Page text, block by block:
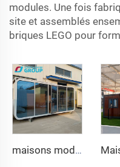
modules. Une fois
site et assemblés
briques LEGO pour
maisons modulaires préfabriquées de 20 à 40 pieds Conteneurs de bureaux portables Tiny Homes Cabine Apple Mouvable